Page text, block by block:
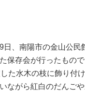
950-1189
新潟県新潟市西区山田2310-39
025-210-1200
営業時間 9:00～18:00
日、南陽市の金山公民
保存会が行ったもの
た水木の枝に飾り付け
ながら紅白のだんご